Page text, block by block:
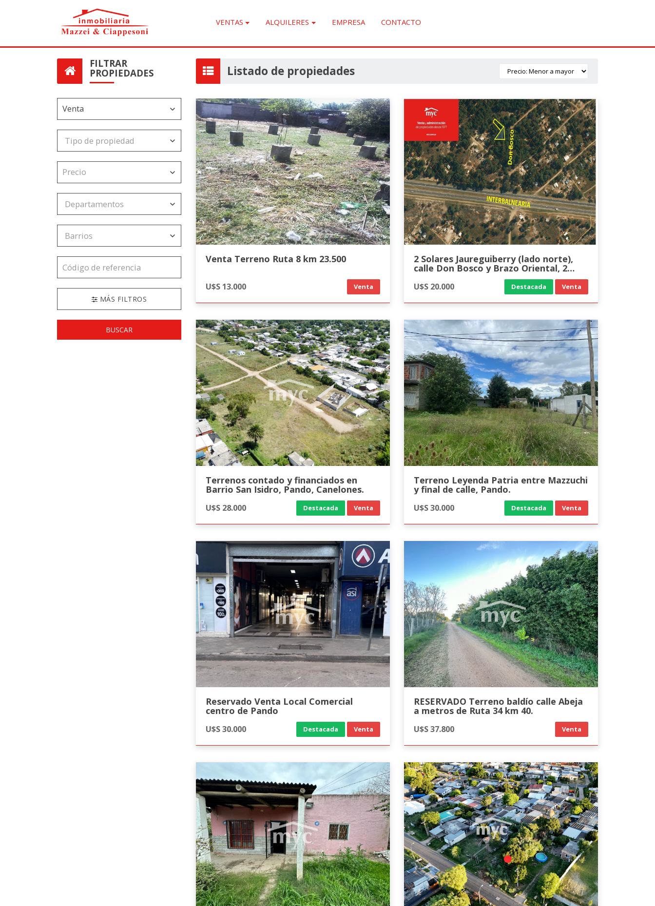
VENTAS ALQUILERES EMPRESA CONTACTO
FILTRAR
PROPIEDADES
MÁS FILTROS
BUSCAR
Listado de propiedades
Venta Terreno Ruta 8 km 23.500
U$S 13.000 Venta
2 Solares Jaureguiberry (lado norte),
calle Don Bosco y Brazo Oriental, 2
U$S 20.000 Destacada Venta
Terrenos contado y financiados en
Barrio San Isidro, Pando, Canelones.
U$S 28.000 Destacada Venta
Terreno Leyenda Patria entre Mazzuchi
y final de calle, Pando.
U$S 30.000 Destacada Venta
Reservado Venta Local Comercial
centro de Pando
U$S 30.000 Destacada Venta
RESERVADO Terreno baldío calle Abeja
a metros de Ruta 34 km 40.
U$S 37.800 Venta